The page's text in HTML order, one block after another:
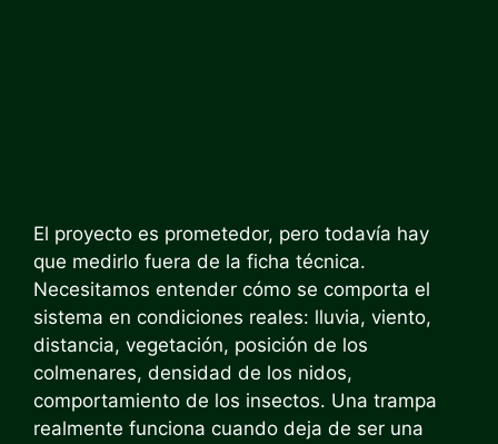
El proyecto es prometedor, pero todavía hay
que medirlo fuera de la ficha técnica.
Necesitamos entender cómo se comporta el
sistema en condiciones reales: lluvia, viento,
distancia, vegetación, posición de los
colmenares, densidad de los nidos,
comportamiento de los insectos. Una trampa
realmente funciona cuando deja de ser una